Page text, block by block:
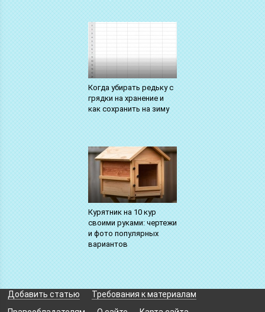
Когда убирать редьку с
грядки на хранение и
как сохранить на зиму
Курятник на 10 кур
своими руками: чертежи
и фото популярных
вариантов
Добавить статью
Требования к материалам